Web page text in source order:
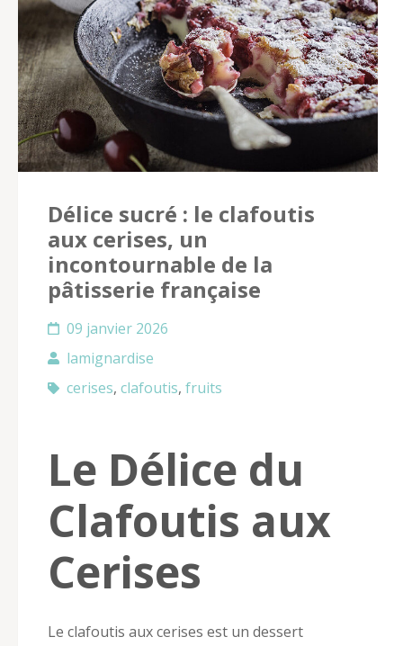
Délice sucré : le clafoutis
aux cerises, un
incontournable de la
pâtisserie française
09 janvier 2026
lamignardise
cerises, clafoutis, fruits
Le Délice du
Clafoutis aux
Cerises
Le clafoutis aux cerises est un dessert